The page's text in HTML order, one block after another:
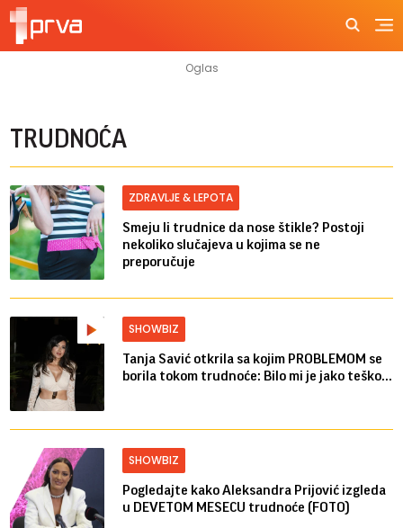
TRUDNOĆA
ZDRAVLJE & LEPOTA
Smeju li trudnice da nose štikle? Postoji
nekoliko slučajeva u kojima se ne
preporučuje
SHOWBIZ
Tanja Savić otkrila sa kojim PROBLEMOM se
borila tokom trudnoće: Bilo mi je jako teško...
SHOWBIZ
Pogledajte kako Aleksandra Prijović izgleda
u DEVETOM MESECU trudnoće (FOTO)